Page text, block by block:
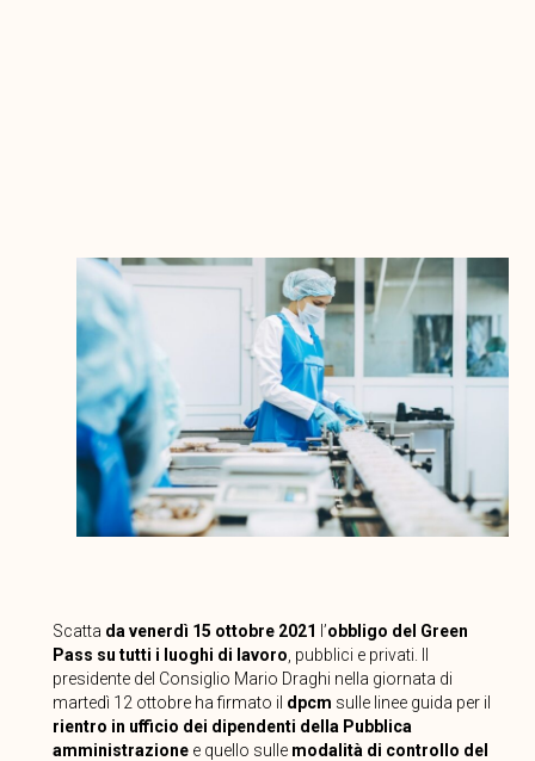
Scatta da venerdì 15 ottobre 2021 l’obbligo del Green
Pass su tutti i luoghi di lavoro , pubblici e privati. Il
presidente del Consiglio Mario Draghi nella giornata di
martedì 12 ottobre ha firmato il dpcm sulle linee guida per il
rientro in ufficio dei dipendenti della Pubblica
amministrazionee quello sulle modalità di controllo del